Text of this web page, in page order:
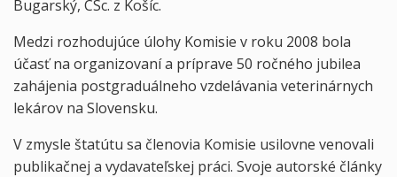
Bugarský, CSc. z Košíc.
Medzi rozhodujúce úlohy Komisie v roku 2008 bola
účasť na organizovaní a príprave 50 ročného jubilea
zahájenia postgraduálneho vzdelávania veterinárnych
lekárov na Slovensku.
V zmysle štatútu sa členovia Komisie usilovne venovali
publikačnej a vydavateľskej práci. Svoje autorské články